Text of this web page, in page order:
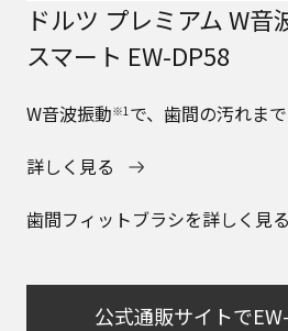
ドルツ プレミアム W音
スマート EW-DP58
W音波振動※1で、歯間の汚れま
詳しく見る
歯間フィットブラシを詳しく見る
公式通販サイトで